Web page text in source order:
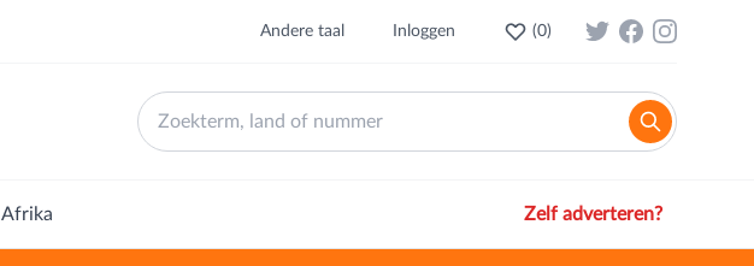
Andere taal Inloggen (0)
Afrika Zelf adverteren?